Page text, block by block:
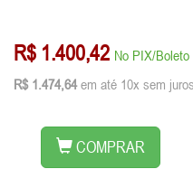
R$ 1.400,42 No PIX/
R$ 1.474,64 em até 10x sem
COMPRAR